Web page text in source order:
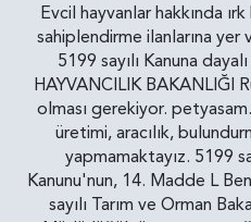
Evcil hayvanlar hakkında
sahiplendirme ilanlarına yer
5199 sayılı Kanuna
HAYVANCILIK BAKANLIĞI
olması gerekiyor.
üretimi, aracılık,
yapmamaktayız. 5199
Kanunu'nun, 14. Madde L
sayılı Tarım ve Orman